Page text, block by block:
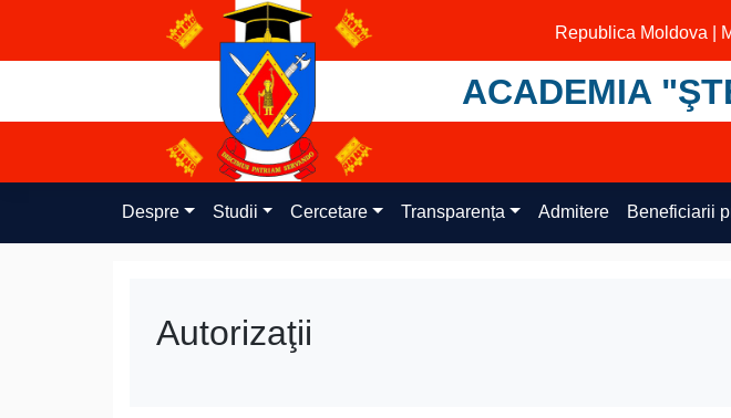
content
Republica Moldova |
ACADEMIA
Despre Studii Cercetare Transparența Admitere Beneficiarii
Autorizaţii